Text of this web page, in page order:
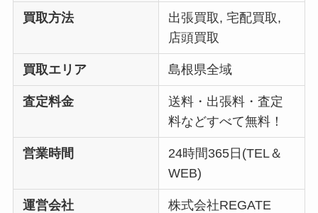
買取方法
出張買取, 宅配買取,
店頭買取
買取エリア 島根県全域
査定料金
送料・出張料・査定
料などすべて無料！
営業時間
24時間365日(TEL＆
WEB)
運営会社 株式会社REGATE